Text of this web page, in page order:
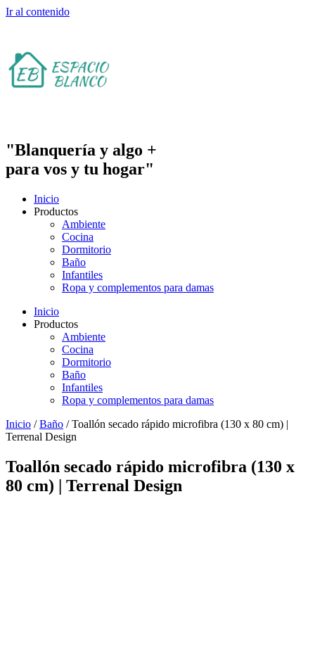
Ir al contenido
"Blanquería y algo +
para vos y tu hogar"
Inicio
Productos
Ambiente
Cocina
Dormitorio
Baño
Infantiles
Ropa y complementos para damas
Inicio
Productos
Ambiente
Cocina
Dormitorio
Baño
Infantiles
Ropa y complementos para damas
Inicio /Baño / Toallón secado rápido microfibra (130 x 80 cm) |
Terrenal Design
Toallón secado rápido microfibra (130 x
80 cm) | Terrenal Design